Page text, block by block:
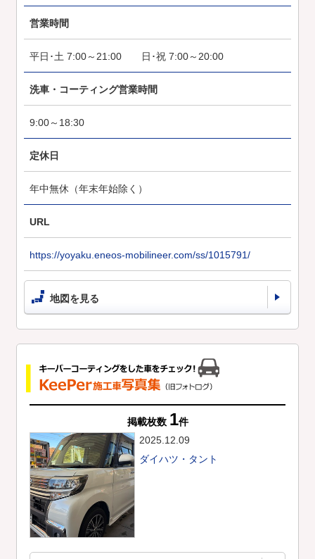
営業時間
平日･土 7:00～21:00 日･祝 7:00～20:00
洗車・コーティング営業時間
9:00～18:30
定休日
年中無休（年末年始除く）
URL
https://yoyaku.eneos-mobilineer.com/ss/1015791/
地図を見る
掲載枚数 1件
2025.12.09
ダイハツ・タント